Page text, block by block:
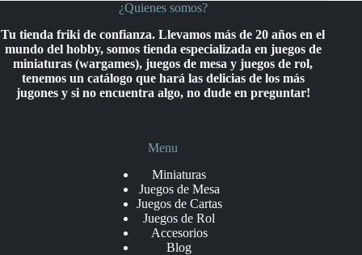
¿Quienes somos?
Tu tienda friki de confianza. Llevamos más de 20 años en el
mundo del hobby, somos tienda especializada en juegos de
miniaturas (wargames), juegos de mesa y juegos de rol,
tenemos un catálogo que hará las delicias de los más
jugones y si no encuentra algo, no dude en preguntar!
Menu
Miniaturas
Juegos de Mesa
Juegos de Cartas
Juegos de Rol
Accesorios
Blog